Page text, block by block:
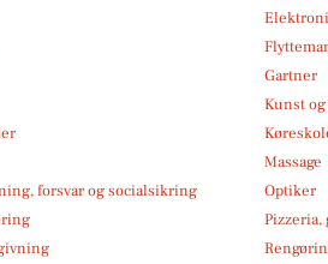
Gartner
Kunst
Massage
forsvar og socialsikring
Optiker